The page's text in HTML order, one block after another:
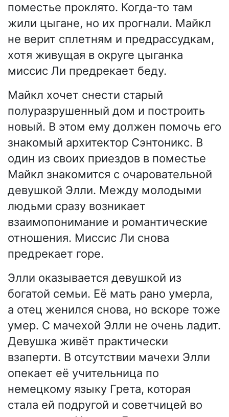
поместье проклято. Когда-то там
жили цыгане, но их прогнали. Майкл
не верит сплетням и предрассудкам,
хотя живущая в округе цыганка
миссис Ли предрекает беду.
Майкл хочет снести старый
полуразрушенный дом и построить
новый. В этом ему должен помочь его
знакомый архитектор Сэнтоникс. В
один из своих приездов в поместье
Майкл знакомится с очаровательной
девушкой Элли. Между молодыми
людьми сразу возникает
взаимопонимание и романтические
отношения. Миссис Ли снова
предрекает горе.
Элли оказывается девушкой из
богатой семьи. Её мать рано умерла,
а отец женился снова, но вскоре тоже
умер. С мачехой Элли не очень ладит.
Девушка живёт практически
взаперти. В отсутствии мачехи Элли
опекает её учительница по
немецкому языку Грета, которая
стала ей подругой и советчицей во